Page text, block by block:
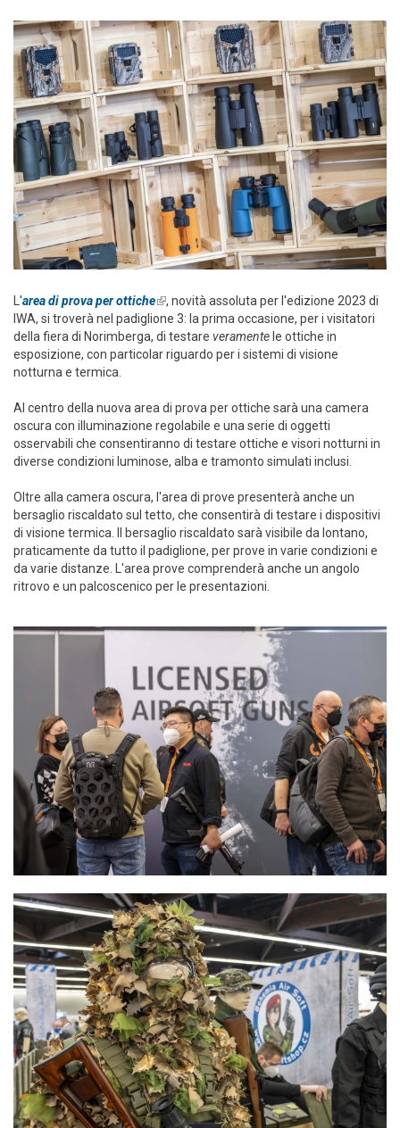
L'area di prova per ottiche(link is external)
, novità assoluta per l'edizione 2023 di
IWA, si troverà nel padiglione 3: la prima occasione, per i visitatori
della fiera di Norimberga, di testare veramente le ottiche in
esposizione, con particolar riguardo per i sistemi di visione
notturna e termica.
Al centro della nuova area di prova per ottiche sarà una camera
oscura con illuminazione regolabile e una serie di oggetti
osservabili che consentiranno di testare ottiche e visori notturni in
diverse condizioni luminose, alba e tramonto simulati inclusi.
Oltre alla camera oscura, l'area di prove presenterà anche un
bersaglio riscaldato sul tetto, che consentirà di testare i dispositivi
di visione termica. Il bersaglio riscaldato sarà visibile da lontano,
praticamente da tutto il padiglione, per prove in varie condizioni e
da varie distanze. L'area prove comprenderà anche un angolo
ritrovo e un palcoscenico per le presentazioni.